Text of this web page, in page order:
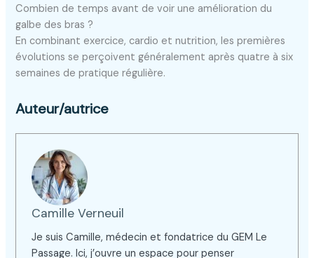
Combien de temps avant de voir une amélioration du
galbe des bras ?
En combinant exercice, cardio et nutrition, les premières
évolutions se perçoivent généralement après quatre à six
semaines de pratique régulière.
Auteur/autrice
Camille Verneuil
Je suis Camille, médecin et fondatrice du GEM Le
Passage. Ici, j’ouvre un espace pour penser